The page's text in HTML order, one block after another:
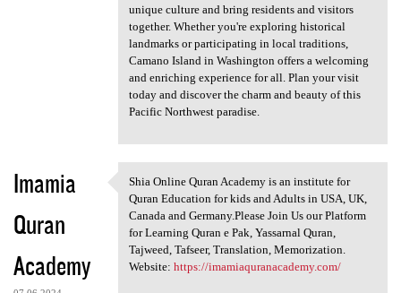
unique culture and bring residents and visitors
together. Whether you're exploring historical
landmarks or participating in local traditions,
Camano Island in Washington offers a welcoming
and enriching experience for all. Plan your visit
today and discover the charm and beauty of this
Pacific Northwest paradise.
Imamia
Quran
Academy
Shia Online Quran Academy is
Shia Online Quran Academy is an institute for
Quran Education for kids and Adults in USA, UK,
Canada and Germany.Please Join Us our Platform
for Learning Quran e Pak, Yassarnal Quran,
Tajweed, Tafseer, Translation, Memorization.
Website: https://imamiaquranacademy.com/